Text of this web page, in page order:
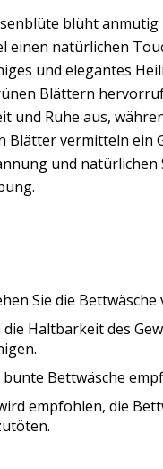
blüht
einen natürlichen
und elegantes
Blättern
und Ruhe aus,
Blätter vermitteln ein
und
Sie die Bettwäsche
die Haltbarkeit des
bunte Bettwäsche
empfohlen, die